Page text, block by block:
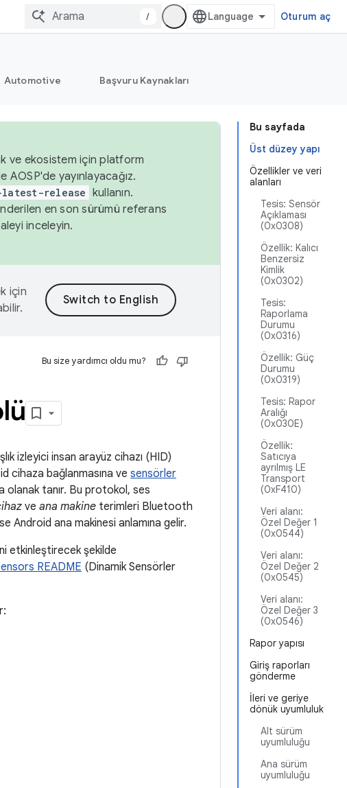
/ Oturum aç
Automotive Başvuru Kaynakları
Bu sayfada
Üst düzey yapı
Özellikler ve veri
alanları
Tesis: Sensör
Açıklaması
(0x0308)
Özellik: Kalıcı
Benzersiz
Kimlik
(0x0302)
Tesis:
Raporlama
Durumu
(0x0316)
Özellik: Güç
Durumu
(0x0319)
Tesis: Rapor
Aralığı
(0x030E)
Özellik:
Satıcıya
ayrılmış LE
Transport
(0xF410)
Veri alanı:
Özel Değer 1
(0x0544)
Veri alanı:
Özel Değer 2
(0x0545)
Veri alanı:
Özel Değer 3
(0x0546)
Rapor yapısı
Giriş raporları
gönderme
İleri ve geriye
dönük uyumluluk
Alt sürüm
uyumluluğu
Ana sürüm
uyumluluğu
ve ekosistem için platform
AOSP'de yayınlayacağız.
latest-release kullanın.
en son sürümü referans
inceleyin.
için
Bu size yardımcı oldu mu?
izleyici insan arayüz cihazı (HID)
cihaza bağlanmasına ve sensörler
olanak tanır. Bu protokol, ses
ve ana makine terimleri Bluetooth
Android ana makinesi anlamına gelir.
etkinleştirecek şekilde
README (Dinamik Sensörler